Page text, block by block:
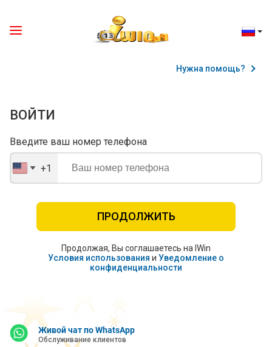
ВОЙТИ
Нужна помощь?
Введите ваш номер телефона
United
States
+1
ПРОДОЛЖИТЬ
Продолжая, Вы соглашаетесь на IWin
Условия использования и Уведомление о
конфиденциальности
Живой чат по WhatsApp
Обслуживание клиентов